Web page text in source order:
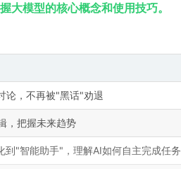
模型的核心概念和使用技巧。
论，不再被"黑话"劝退
，把握未来趋势
到"智能助手"，理解AI如何自主完成任务